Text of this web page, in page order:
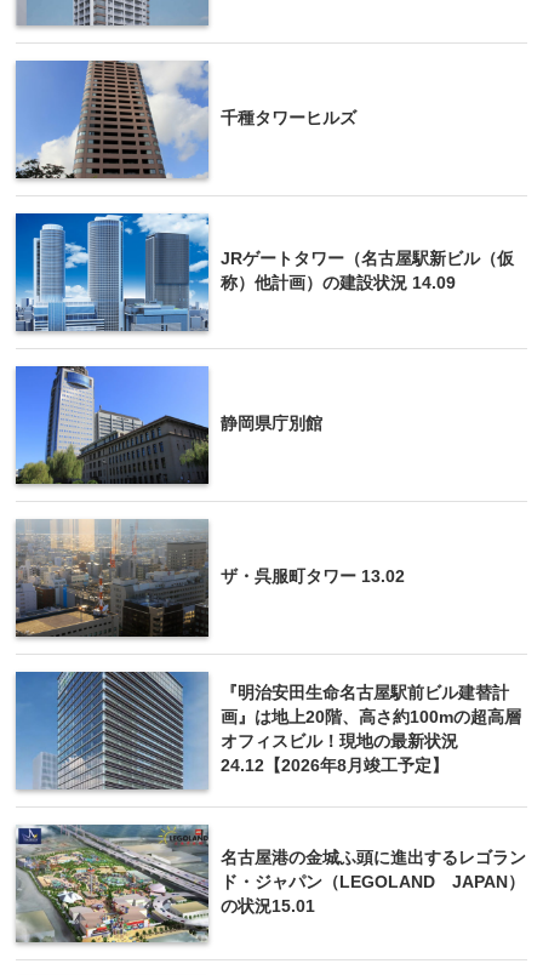
千種タワーヒルズ
JRゲートタワー（名古屋駅新ビル（仮
称）他計画）の建設状況 14.09
静岡県庁別館
ザ・呉服町タワー 13.02
『明治安田生命名古屋駅前ビル建替計
画』は地上20階、高さ約100mの超高層
オフィスビル！現地の最新状況
24.12【2026年8月竣工予定】
名古屋港の金城ふ頭に進出するレゴラン
ド・ジャパン（LEGOLAND JAPAN）
の状況15.01